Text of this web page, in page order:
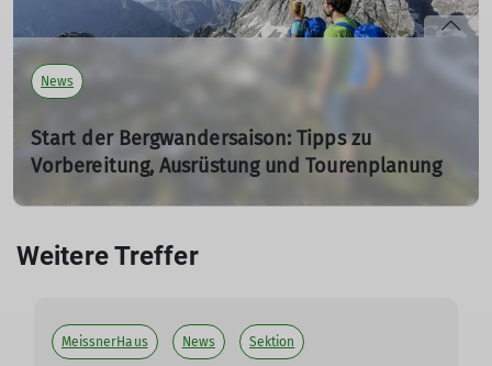
News
Start der Bergwandersaison: Tipps zu
Vorbereitung, Ausrüstung und Tourenplanung
03.04.2025
anstehenden Osterferien beginnt für viele Menschen
Vorbereitung, Ausrüstung und Tourenplanung, um
sichere und genussvolle Bergtouren zu gewährleisten.
Weitere Treffer
MeissnerHaus News Sektion